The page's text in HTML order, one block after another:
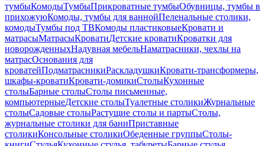
тумбыКомодыТумбыПрикроватные тумбыОбувницы, тумбы в
прихожуюКомоды, тумбы для ваннойПеленальные столики,
комодыТумбы под ТВКомоды пластиковыеКровати и
матрасыМатрасыКроватиДетские кроватиКроватки для
новорожденныхНадувная мебельНаматрасники, чехлы на
матрасОснования для
кроватейПодматрасникиРаскладушкиКровати-трансформеры,
шкафы-кроватиКровати-домикиСтолыКухонные
столыБарные столыСтолы письменные,
компьютерныеДетские столыТуалетные столикиЖурнальные
столыСадовые столыРастущие столы и партыСтолы,
журнальные столики для баниПриставные
столикиКонсольные столикиОбеденные группыСтолы-